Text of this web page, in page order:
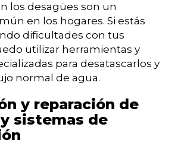
los desagües son un
en los hogares. Si estás
dificultades con tus
utilizar herramientas y
para desatascarlos y
normal de agua.
y reparación de
sistemas de